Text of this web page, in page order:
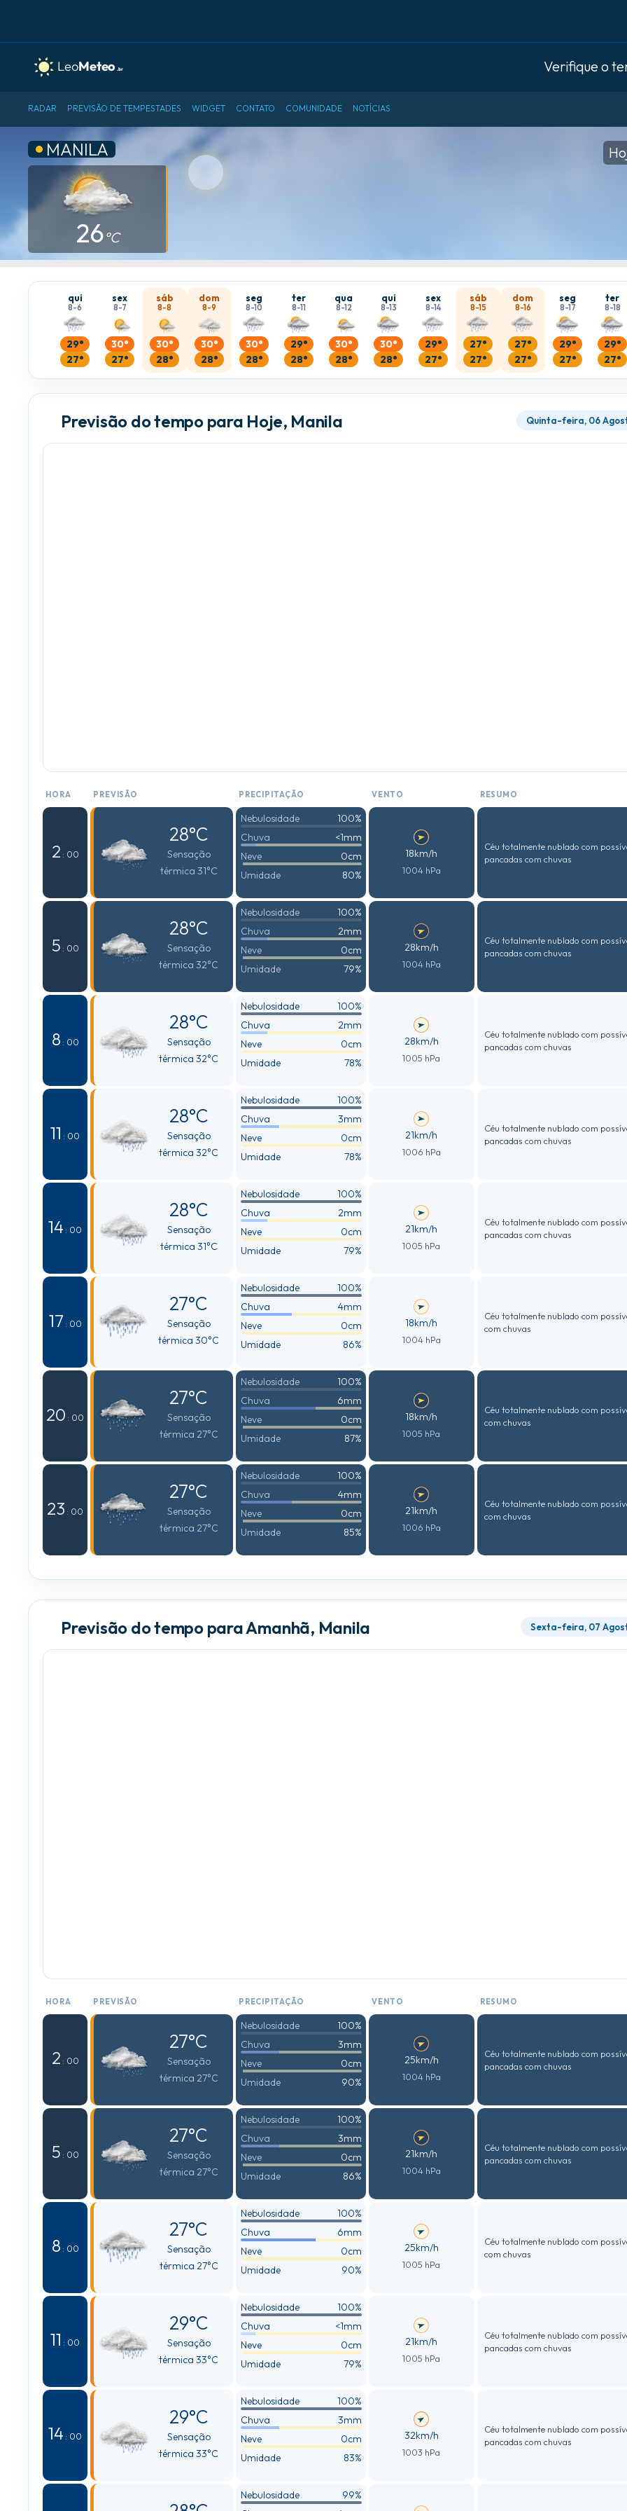
Verifique o
RADAR PREVISÃO DE TEMPESTADES WIDGET CONTATO COMUNIDADE NOTÍCIAS
MANILA
26°C
qui
8-6
29°
27°
sex
8-7
30°
27°
sáb
8-8
30°
28°
dom
8-9
30°
28°
seg
8-10
30°
28°
ter
8-11
29°
28°
qua
8-12
30°
28°
qui
8-13
30°
28°
sex
8-14
29°
27°
sáb
8-15
27°
27°
dom
8-16
27°
27°
seg
8-17
29°
27°
ter
8-18
29°
27°
Previsão do tempo para Hoje, Manila Quinta-feira, 06
HORA PREVISÃO PRECIPITAÇÃO VENTO RESUMO
2 : 00
28°C
Sensação
térmica 31°C
Nebulosidade
100%
Chuva
<1mm
Neve
0cm
Umidade
80%
18km/h
1004 hPa
Céu totalmente nublado com
pancadas com chuvas
5 : 00
28°C
Sensação
térmica 32°C
Nebulosidade
100%
Chuva
2mm
Neve
0cm
Umidade
79%
28km/h
1004 hPa
Céu totalmente nublado com
pancadas com chuvas
8 : 00
28°C
Sensação
térmica 32°C
Nebulosidade
100%
Chuva
2mm
Neve
0cm
Umidade
78%
28km/h
1005 hPa
Céu totalmente nublado com
pancadas com chuvas
11 : 00
28°C
Sensação
térmica 32°C
Nebulosidade
100%
Chuva
3mm
Neve
0cm
Umidade
78%
21km/h
1006 hPa
Céu totalmente nublado com
pancadas com chuvas
14 : 00
28°C
Sensação
térmica 31°C
Nebulosidade
100%
Chuva
2mm
Neve
0cm
Umidade
79%
21km/h
1005 hPa
Céu totalmente nublado com
pancadas com chuvas
17 : 00
27°C
Sensação
térmica 30°C
Nebulosidade
100%
Chuva
4mm
Neve
0cm
Umidade
86%
18km/h
1004 hPa
Céu totalmente nublado com
com chuvas
20 : 00
27°C
Sensação
térmica 27°C
Nebulosidade
100%
Chuva
6mm
Neve
0cm
Umidade
87%
18km/h
1005 hPa
Céu totalmente nublado com
com chuvas
23 : 00
27°C
Sensação
térmica 27°C
Nebulosidade
100%
Chuva
4mm
Neve
0cm
Umidade
85%
21km/h
1006 hPa
Céu totalmente nublado com
com chuvas
Previsão do tempo para Amanhã, Manila Sexta-feira, 07
HORA PREVISÃO PRECIPITAÇÃO VENTO RESUMO
2 : 00
27°C
Sensação
térmica 27°C
Nebulosidade
100%
Chuva
3mm
Neve
0cm
Umidade
90%
25km/h
1004 hPa
Céu totalmente nublado com
pancadas com chuvas
5 : 00
27°C
Sensação
térmica 27°C
Nebulosidade
100%
Chuva
3mm
Neve
0cm
Umidade
86%
21km/h
1004 hPa
Céu totalmente nublado com
pancadas com chuvas
8 : 00
27°C
Sensação
térmica 27°C
Nebulosidade
100%
Chuva
6mm
Neve
0cm
Umidade
90%
25km/h
1005 hPa
Céu totalmente nublado com
com chuvas
11 : 00
29°C
Sensação
térmica 33°C
Nebulosidade
100%
Chuva
<1mm
Neve
0cm
Umidade
79%
21km/h
1005 hPa
Céu totalmente nublado com
pancadas com chuvas
14 : 00
29°C
Sensação
térmica 33°C
Nebulosidade
100%
Chuva
3mm
Neve
0cm
Umidade
83%
32km/h
1003 hPa
Céu totalmente nublado com
pancadas com chuvas
Nebulosidade
99%